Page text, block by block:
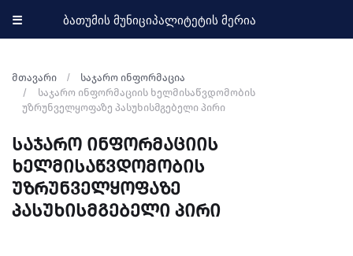
☰ ბათუმის მუნიციპალიტეტის მერია
მთავარი
საჯარო ინფორმაცია
საჯარო ინფორმაციის ხელმისაწვდომობის
უზრუნველყოფაზე პასუხისმგებელი პირი
საჯარო ინფორმაციის
ხელმისაწვდომობის
უზრუნველყოფაზე
პასუხისმგებელი პირი